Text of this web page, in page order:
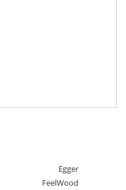
Egger
FeelWood